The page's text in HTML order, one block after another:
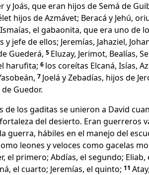
y Joás, que eran hijos de Semá de
hijos de Azmávet; Beracá y Jehú,
Ismaías, el gabaonita, que era uno de
y jefe de ellos; Jeremías, Jahaziel,
Guederá, 5 Eluzay, Jerimot, Bealías,
harufita; 6 los coreítas Elcaná, Isías,
7 Joelá y Zebadías, hijos de
Guedor.
de los gaditas se unieron a David
del desierto. Eran guerreros
guerra, hábiles en el manejo del
leones y veloces como gacelas
el primero; Abdías, el segundo; Eliab,
el cuarto; Jeremías, el quinto; 11